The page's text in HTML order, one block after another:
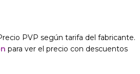
PVP según tarifa del fabricante.
para ver el precio con descuentos